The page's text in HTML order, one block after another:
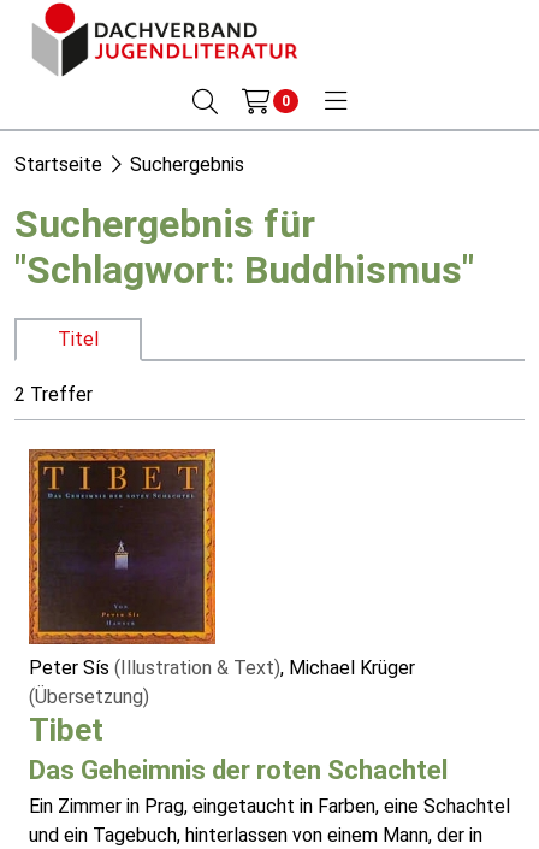
0
Startseite Suchergebnis
Suchergebnis für
"Schlagwort: Buddhismus"
Titel
2 Treffer
Peter Sís (Illustration & Text), Michael Krüger
(Übersetzung)
Tibet
Das Geheimnis der roten Schachtel
Ein Zimmer in Prag, eingetaucht in Farben, eine Schachtel
und ein Tagebuch, hinterlassen von einem Mann, der in